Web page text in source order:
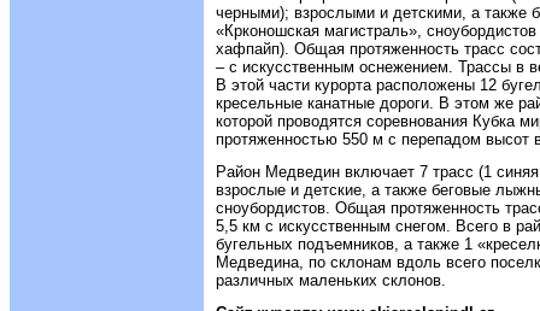
черными); взрослыми и детскими, а также
«Крконошская магистраль»,
хафпайп). Общая протяженность трасс
– с искусственным оснежением. Трассы в
В этой части курорта расположены 12
кресельные канатные дороги. В этом же
которой проводятся соревнования Кубка
протяженностью 550 м с перепадом высот
Район Медведин включает 7 трасс (1
взрослые и детские, а также беговые
сноубордистов. Общая протяженность
5,5 км с искусственным снегом. Всего в
бугельных подъемников, а также 1
Медведина, по склонам вдоль всего
различных маленьких склонов.